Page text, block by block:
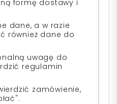
formę dostawy i
dane, a w razie
również dane do
uwagę do
regulamin
zamówienie,